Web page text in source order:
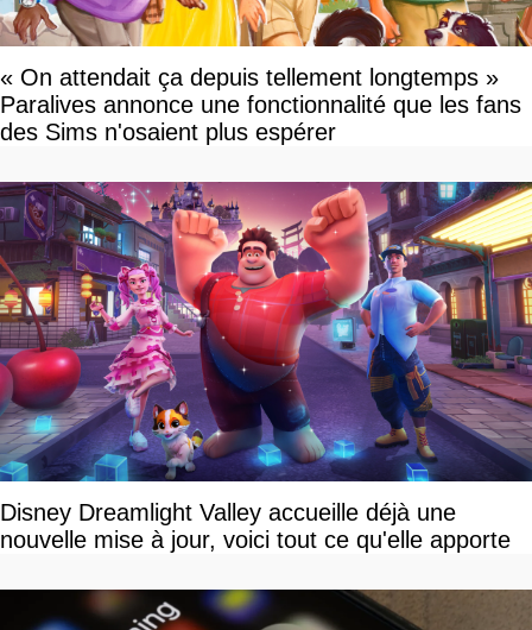
« On attendait ça depuis tellement longtemps »
Paralives annonce une fonctionnalité que les fans
des Sims n'osaient plus espérer
Disney Dreamlight Valley accueille déjà une
nouvelle mise à jour, voici tout ce qu'elle apporte